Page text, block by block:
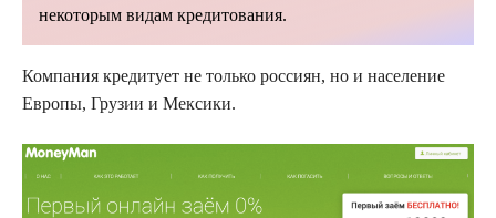
некоторым видам кредитования.
Компания кредитует не только россиян, но и население
Европы, Грузии и Мексики.